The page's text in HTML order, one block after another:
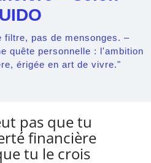
filtre, pas de mensonges. –
quête personnelle : l'ambition
érigée en art de vivre."
pas que tu
financière
tu le crois